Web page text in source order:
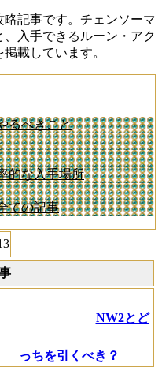
記事です。チェンソーマ
入手できるルーン・アク
載しています。
るべきこと
的な入手場所
ての記事
NW2とど
っちを引くべき？